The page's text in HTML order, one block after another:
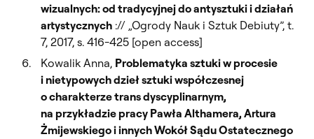
wizualnych: od tradycyjnej do antysztuki i działań
artystycznych:// „Ogrody Nauk i Sztuk Debiuty”, t.
7, 2017, s. 416-425 [open access]
Kowalik Anna, Problematyka sztuki w procesie
i nietypowych dzieł sztuki współczesnej
o charakterze trans dyscyplinarnym,
na przykładzie pracy Pawła Althamera, Artura
Żmijewskiego i innych Wokół Sądu Ostatecznego